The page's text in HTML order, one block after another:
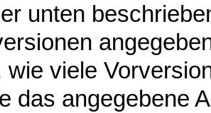
unten
wie viele
das angegebene